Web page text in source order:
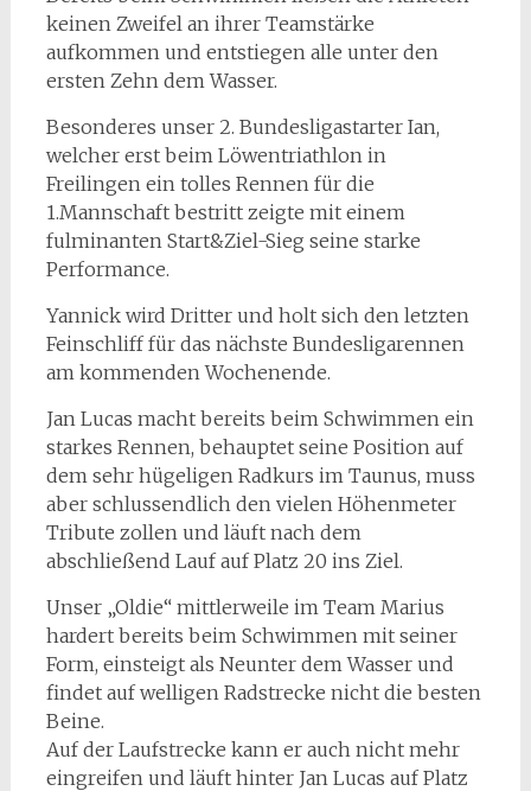
keinen Zweifel an ihrer Teamstärke
aufkommen und entstiegen alle unter den
ersten Zehn dem Wasser.
Besonderes unser 2. Bundesligastarter Ian,
welcher erst beim Löwentriathlon in
Freilingen ein tolles Rennen für die
1.Mannschaft bestritt zeigte mit einem
fulminanten Start&Ziel-Sieg seine starke
Performance.
Yannick wird Dritter und holt sich den letzten
Feinschliff für das nächste Bundesligarennen
am kommenden Wochenende.
Jan Lucas macht bereits beim Schwimmen ein
starkes Rennen, behauptet seine Position auf
dem sehr hügeligen Radkurs im Taunus, muss
aber schlussendlich den vielen Höhenmeter
Tribute zollen und läuft nach dem
abschließend Lauf auf Platz 20 ins Ziel.
Unser „Oldie“ mittlerweile im Team Marius
hardert bereits beim Schwimmen mit seiner
Form, einsteigt als Neunter dem Wasser und
findet auf welligen Radstrecke nicht die besten
Beine.
Auf der Laufstrecke kann er auch nicht mehr
eingreifen und läuft hinter Jan Lucas auf Platz